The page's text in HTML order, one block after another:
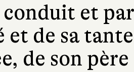
et
et de sa
de son